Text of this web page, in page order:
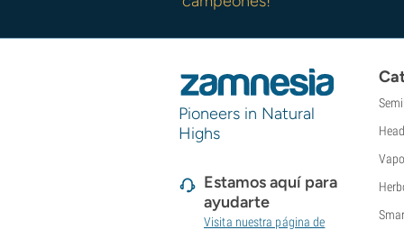
Pioneers in Natural
Highs
Estamos aquí para
ayudarte
Visita nuestra página de